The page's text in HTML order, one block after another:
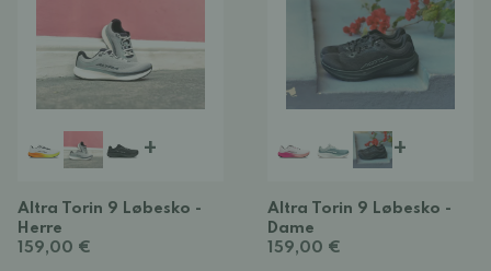
+
Altra Torin 9 Løbesko -
Herre
159,00 €
+
Altra Torin 9 Løbesko -
Dame
159,00 €